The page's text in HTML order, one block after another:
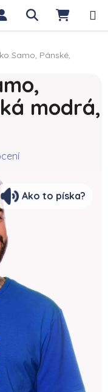
Hledat
Samo, Pánské,
modrá,
5 hvězdiček.
Ako to píska?